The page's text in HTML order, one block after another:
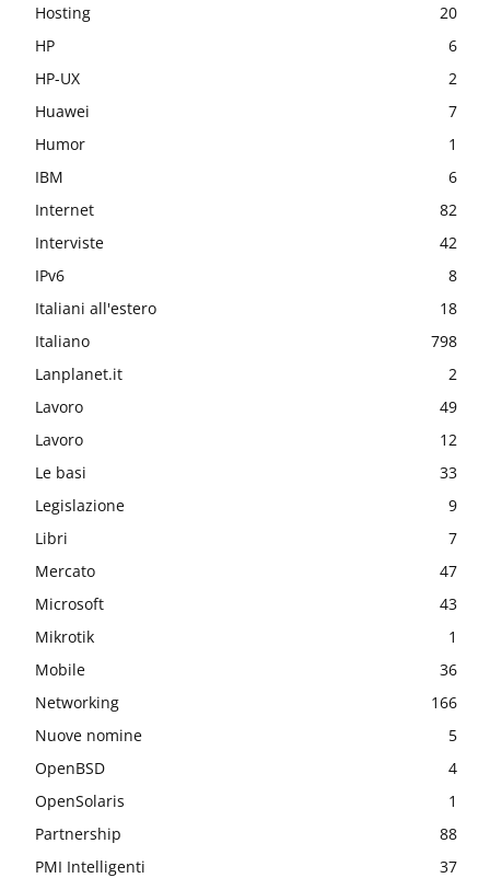
Hosting
20
HP
6
HP-UX
2
Huawei
7
Humor
1
IBM
6
Internet
82
Interviste
42
IPv6
8
Italiani all'estero
18
Italiano
798
Lanplanet.it
2
Lavoro
49
Lavoro
12
Le basi
33
Legislazione
9
Libri
7
Mercato
47
Microsoft
43
Mikrotik
1
Mobile
36
Networking
166
Nuove nomine
5
OpenBSD
4
OpenSolaris
1
Partnership
88
PMI Intelligenti
37